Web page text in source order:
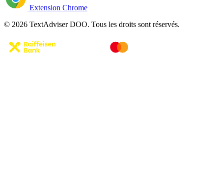
Extension Chrome
© 2026 TextAdviser DOO. Tous les droits sont réservés.